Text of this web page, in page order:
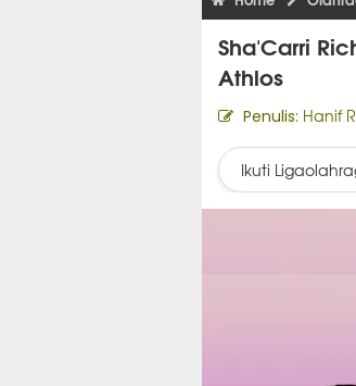
Sha'Carri
Athlos
Penulis: Hanif
Ikuti